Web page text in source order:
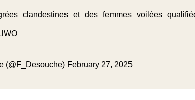
clandestines et des femmes voilées
(@F_Desouche) February 27, 2025